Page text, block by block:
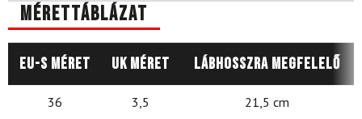
Mérettáblázat
EU-s méret UK méret Lábhosszra megfelelő
36 3,5 21,5 cm